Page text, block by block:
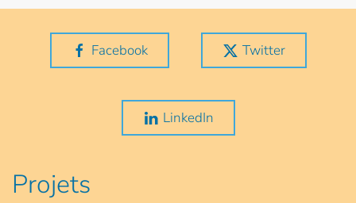
Facebook Twitter
LinkedIn
Projets